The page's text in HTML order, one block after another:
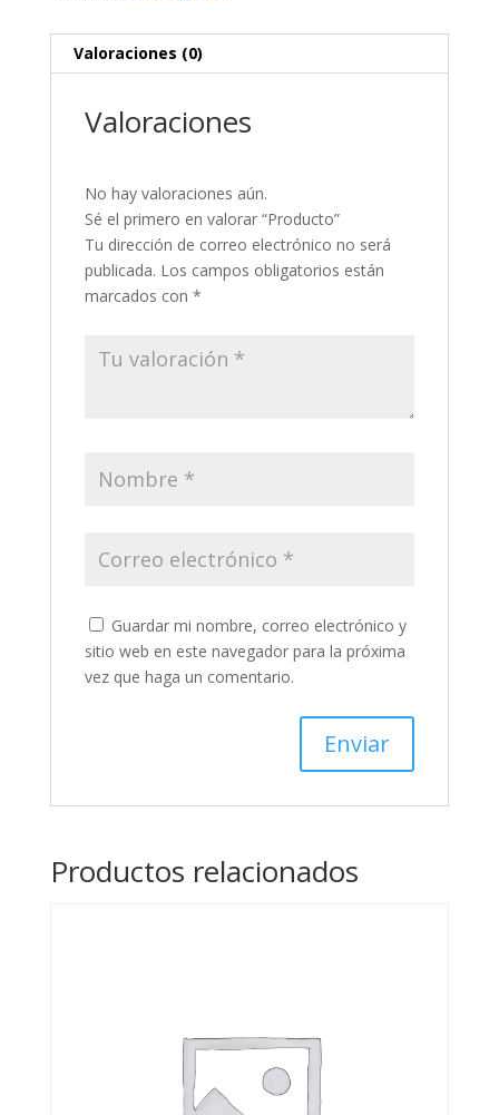
Valoraciones (0)
Valoraciones
No hay valoraciones aún.
Sé el primero en valorar “Producto”
Tu dirección de correo electrónico no será
publicada. Los campos obligatorios están
marcados con *
Guardar mi nombre, correo electrónico y
sitio web en este navegador para la próxima
vez que haga un comentario.
Productos relacionados